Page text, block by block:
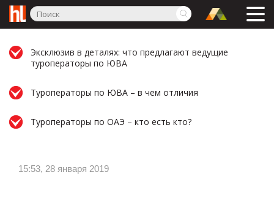
Эксклюзив в деталях: что предлагают ведущие
туроператоры по ЮВА
Туроператоры по ЮВА – в чем отличия
Туроператоры по ОАЭ – кто есть кто?
15:53, 28 января 2019